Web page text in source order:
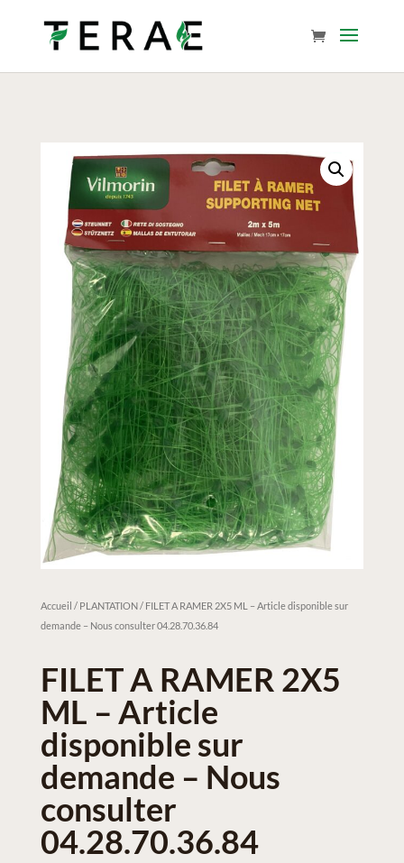
Accueil / PLANTATION/ FILET A RAMER 2X5 ML – Article disponible sur
demande – Nous consulter 04.28.70.36.84
FILET A RAMER 2X5
ML – Article
disponible sur
demande – Nous
consulter
04.28.70.36.84